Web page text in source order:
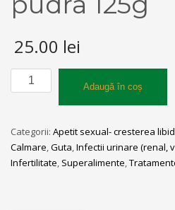
25.00 lei
Cantitate
Isop
(Brahmi
Gotu
Kola)
Adaugă în coș
Categorii: Apetit sexual- cresterea
Calmare,Guta,Infectii urinare (renal,
Infertilitate, Superalimente,